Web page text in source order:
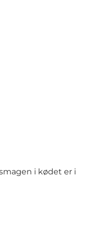
i kødet er i